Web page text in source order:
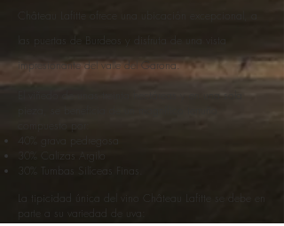
impresionante del valle del Garona.
El viñedo de unas treinta hectáreas y en una sola
30% Calizas Argilo
La tipicidad única del vino Château Lafitte se debe en
parte a su variedad de uva: